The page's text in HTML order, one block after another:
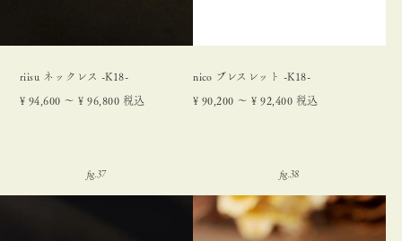
riisu ネックレス -K18-
¥ 94,600 〜 ¥ 96,800 税込
nico ブレスレット -K18-
¥ 90,200 〜 ¥ 92,400 税込